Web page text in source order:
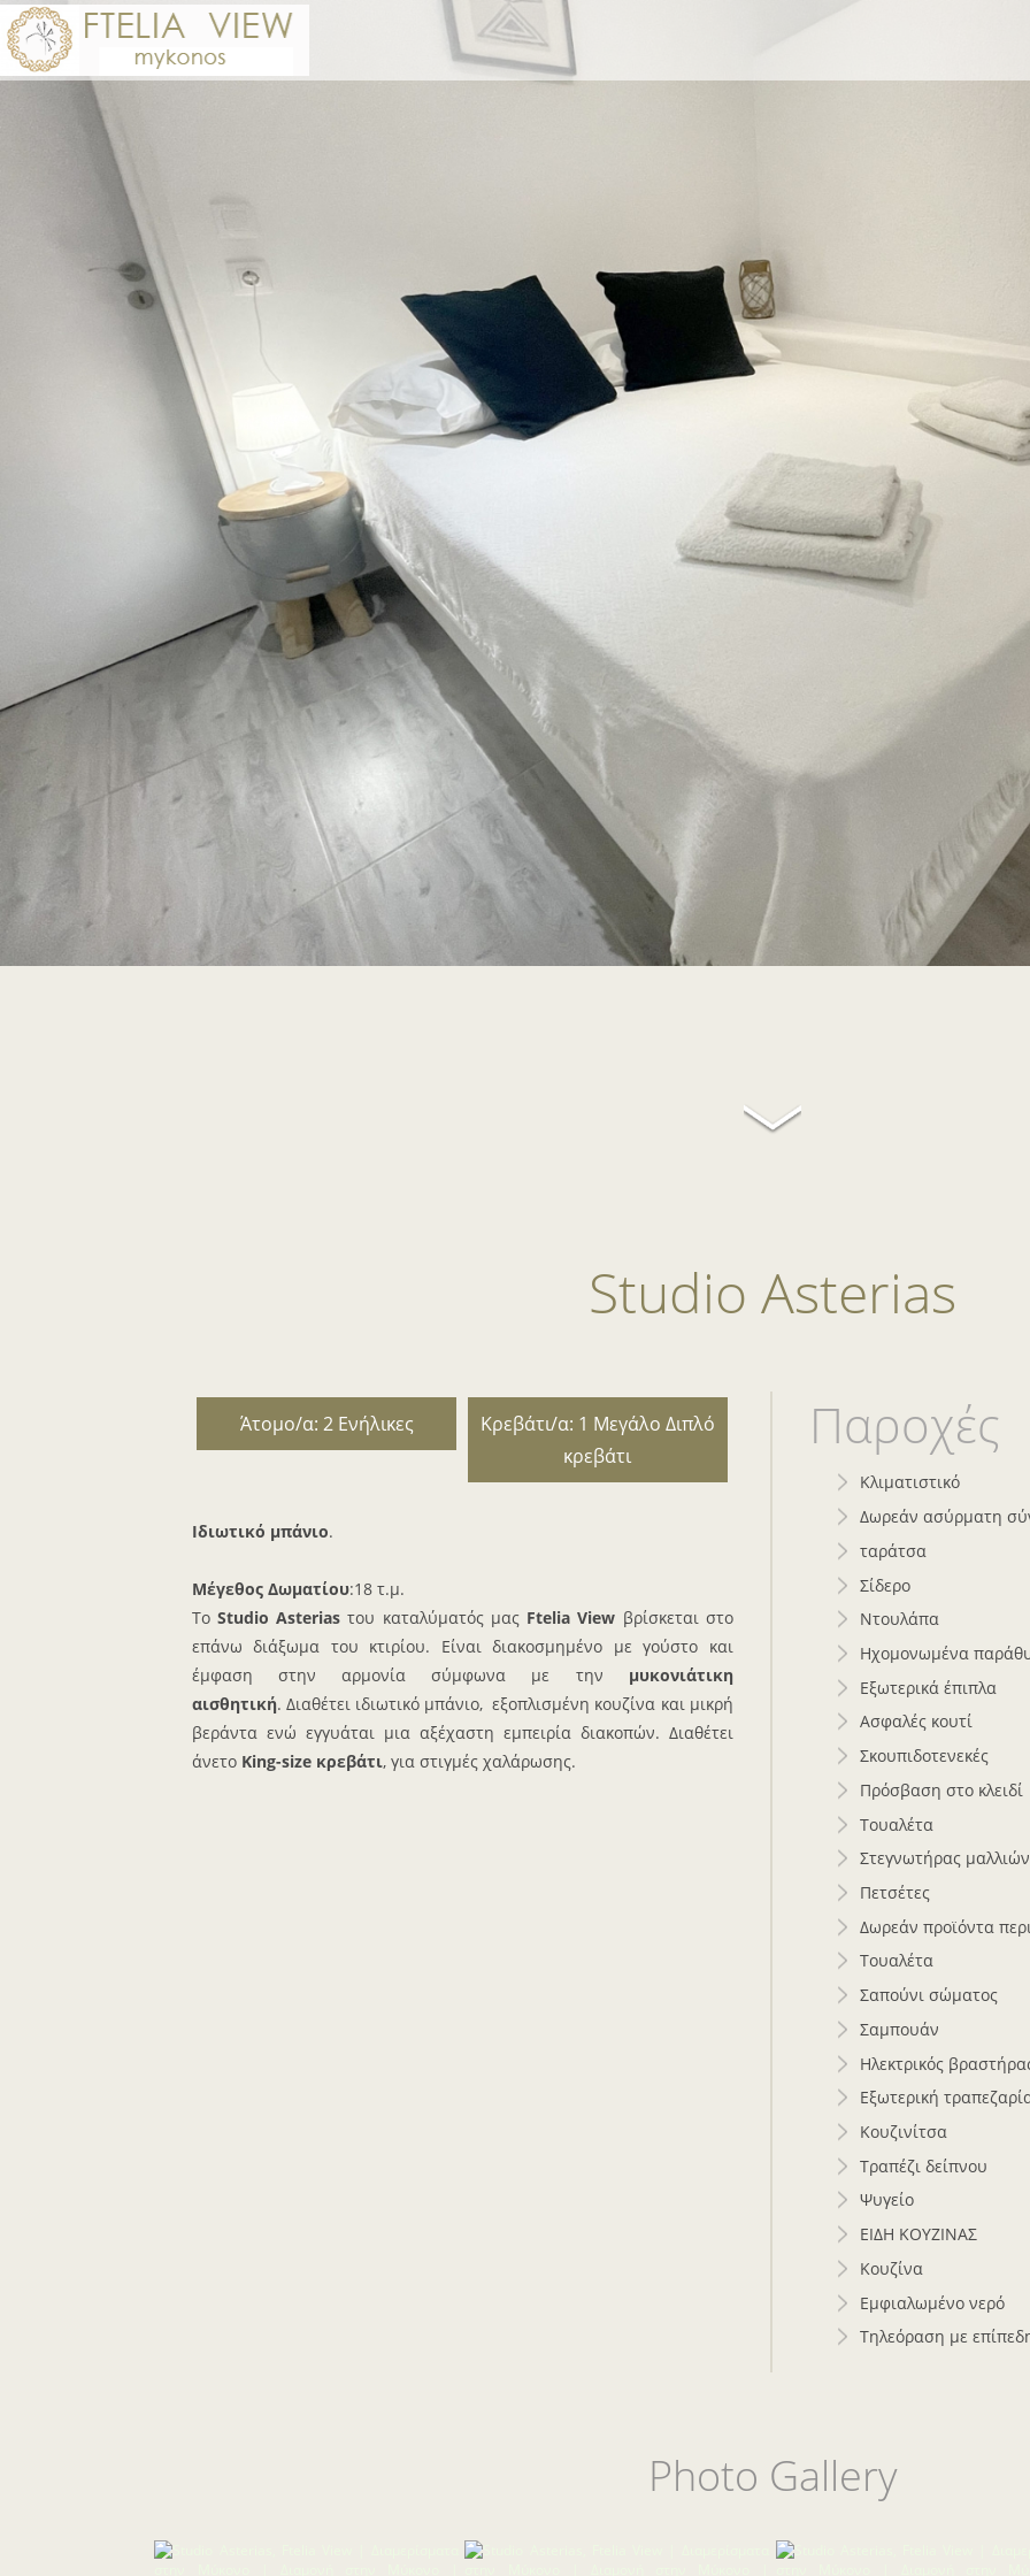
Studio Asterias
Άτομο/α: 2 Ενήλικες
Κρεβάτι/α: 1 Mεγάλο Διπλό
κρεβάτι
Ιδιωτικό μπάνιο.
Μέγεθος Δωματίου:18 τ.μ.
Τo Studio Asterias του καταλύματός μας Ftelia View βρίσκεται στο
επάνω διάξωμα του κτιρίου. Είναι διακοσμημένο με γούστο και
έμφαση στην αρμονία σύμφωνα με την μυκονιάτικη
αισθητική. Διαθέτει ιδιωτικό μπάνιο, εξοπλισμένη κουζίνα και μικρή
βεράντα ενώ εγγυάται μια αξέχαστη εμπειρία διακοπών. Διαθέτει
άνετο King-size κρεβάτι, για στιγμές χαλάρωσης.
Παροχές
Κλιματιστικό
Δωρεάν ασύρματη
ταράτσα
Σίδερο
Ντουλάπα
Ηχομονωμένα
Εξωτερικά έπιπλα
Ασφαλές κουτί
Σκουπιδοτενεκές
Πρόσβαση στο κλειδί
Τουαλέτα
Στεγνωτήρας μαλλιών
Πετσέτες
Δωρεάν προϊόντα
Τουαλέτα
Σαπούνι σώματος
Σαμπουάν
Ηλεκτρικός
Εξωτερική
Κουζινίτσα
Τραπέζι δείπνου
Ψυγείο
ΕΙΔΗ ΚΟΥΖΙΝΑΣ
Κουζίνα
Εμφιαλωμένο νερό
Τηλεόραση με
Photo Gallery